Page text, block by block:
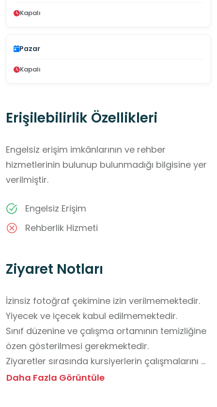
Kapalı
Pazar
Kapalı
Erişilebilirlik Özellikleri
Engelsiz erişim imkânlarının ve rehber
hizmetlerinin bulunup bulunmadığı bilgisine yer
verilmiştir.
Engelsiz Erişim
Rehberlik Hizmeti
Ziyaret Notları
İzinsiz fotoğraf çekimine izin verilmemektedir.
Yiyecek ve içecek kabul edilmemektedir.
Sınıf düzenine ve çalışma ortamının temizliğine
özen gösterilmesi gerekmektedir.
Ziyaretler sırasında kursiyerlerin çalışmalarını
aksatacak davranışlardan kaçınılmalıdır.
Daha Fazla Görüntüle